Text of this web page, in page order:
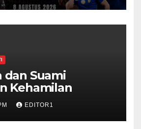
dan Suami
Kehamilan
EDITOR1